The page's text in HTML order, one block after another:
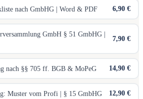
nach GmbHG | Word & PDF 6,90 €
GmbH § 51 GmbHG |
7,90 €
nach §§ 705 ff. BGB & MoPeG 14,90 €
Muster vom Profi | § 15 GmbHG 12,90 €